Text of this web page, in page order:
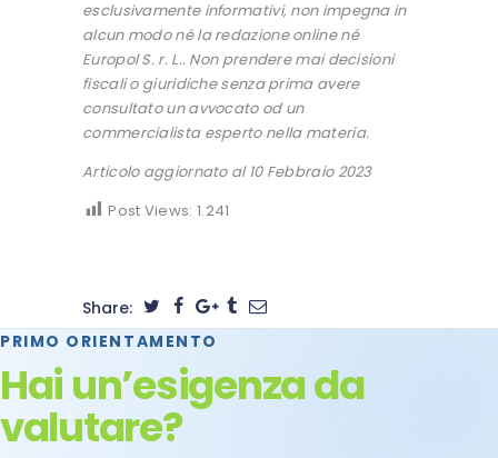
esclusivamente informativi, non impegna in
alcun modo né la redazione online né
Europol S. r. L.. Non prendere mai decisioni
fiscali o giuridiche senza prima avere
consultato un avvocato od un
commercialista esperto nella materia.
Articolo aggiornato al 10 Febbraio 2023
Post Views: 1.241
Share:
PRIMO ORIENTAMENTO
Hai un’esigenza da
valutare?